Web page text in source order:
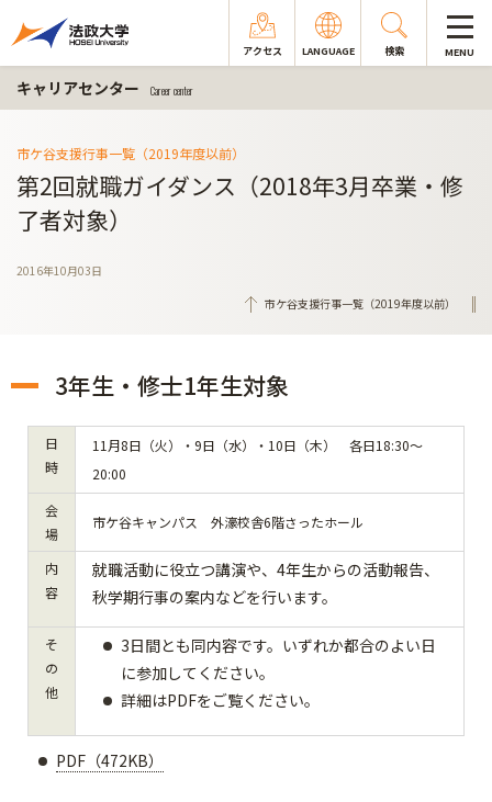
アクセス LANGUAGE 検索 MENU
キャリアセンター Career center
市ケ谷支援行事一覧（2019年度以前）
第2回就職ガイダンス（2018年3月卒業・修
了者対象）
2016年10月03日
市ケ谷支援行事一覧（2019年度以前）
3年生・修士1年生対象
日
時
11月8日（火）・9日（水）・10日（木） 各日18:30～
20:00
会
場
市ケ谷キャンパス 外濠校舎6階さったホール
内
容
就職活動に役立つ講演や、4年生からの活動報告、
秋学期行事の案内などを行います。
そ
の
他
3日間とも同内容です。いずれか都合のよい日
に参加してください。
詳細はPDFをご覧ください。
PDF（472KB）